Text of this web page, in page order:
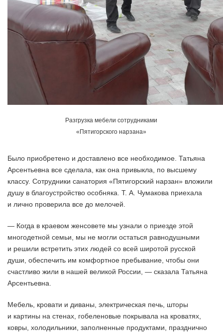
Разгрузка мебели сотрудниками
«Пятигорского нарзана»
Было приобретено и доставлено все необходимое. Татьяна
Арсентьевна все сделала, как она привыкла, по высшему
классу. Сотрудники санатория «Пятигорский нарзан» вложили
душу в благоустройство особняка. Т. А. Чумакова приехала
и лично проверила все до мелочей.
— Когда в краевом женсовете мы узнали о приезде этой
многодетной семьи, мы не могли остаться равнодушными
и решили встретить этих людей со всей широтой русской
души, обеспечить им комфортное пребывание, чтобы они
счастливо жили в нашей великой России, — сказала Татьяна
Арсентьевна.
Мебель, кровати и диваны, электрическая печь, шторы
и картины на стенах, гобеленовые покрывала на кроватях,
ковры, холодильники, заполненные продуктами, празднично